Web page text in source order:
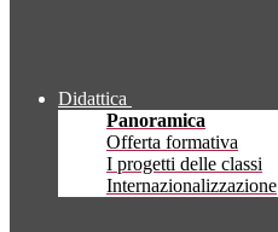
Didattica
Panoramica
Offerta formativa
I progetti delle classi
Internazionalizzazione